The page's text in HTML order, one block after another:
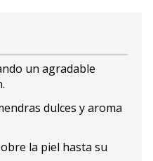
un agradable
dulces y aroma
la piel hasta su